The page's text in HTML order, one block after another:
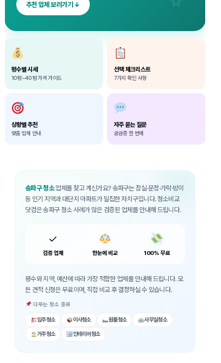
추천 업체 보러가기 ↓
평수별 시세
10평~40평 가격 가이드
선택 체크리스트
7가지 확인 사항
상황별 추천
맞춤 업체 안내
자주 묻는 질문
궁금증 한 번에
송파구 청소업체를 찾고 계신가요? 송파구는 잠실·문정·가락·방이
등 인기 지역과 대단지 아파트가 밀집한 자치구입니다. 청소비교
닷컴은 송파구 청소 사례가 많은 검증된 업체를 안내해 드립니다.
✓
검증 업체 한눈에 비교 100% 무료
평수와 지역, 예산에 따라 가장 적합한 업체를 안내해 드립니다. 모
든 견적 신청은 무료이며, 직접 비교 후 결정하실 수 있습니다.
다루는 청소 종류
입주청소 이사청소 원룸청소 사무실청소
거주청소 인테리어청소